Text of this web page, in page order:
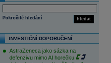
hledat
Pokročilé hledání
INVESTIČNÍ DOPORUČENÍ
AstraZeneca jako sázka na
defenzivu mimo AI horečku